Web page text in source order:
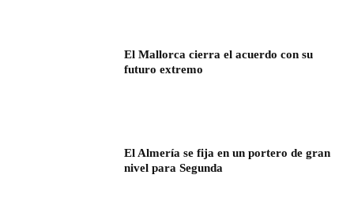
El Mallorca cierra el acuerdo con su
futuro extremo
El Almería se fija en un portero de gran
nivel para Segunda